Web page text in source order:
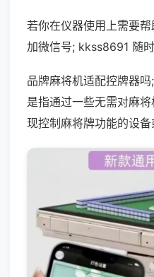
若你在仪器使用上需要
加微信号; kkss8691 随时
品牌麻将机适配控牌器
是指通过一些无需对麻
现控制麻将牌功能的设备